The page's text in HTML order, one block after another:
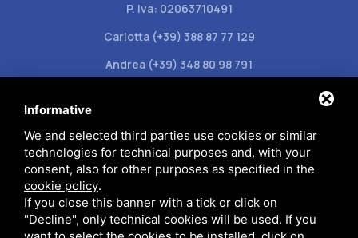
P. Iva: 02063710491
Carlotta (+39) 388 87 77 129
Andrea (+39) 348 80 98 791
Datenschutzbestimmungen
Informative
We and selected third parties use cookies or similar
technologies for technical purposes and, with your
consent, also for other purposes as specified in the
cookie policy.
If you close this banner with a tick or click on
"Decline", only technical cookies will be used. If you